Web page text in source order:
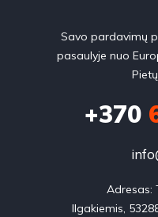
Savo pardavimų
pasaulyje nuo
+370
Adresas:
Ilgakiemis,